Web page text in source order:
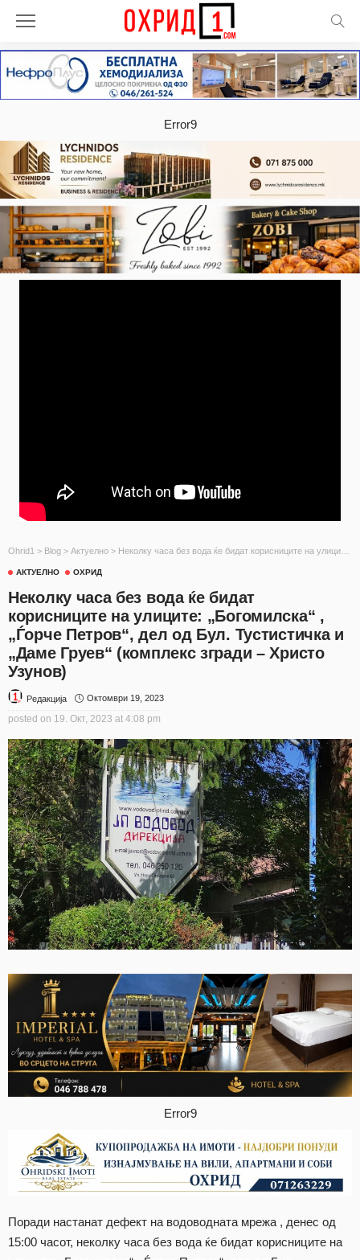
Error9
Ohrid1 > Blog > Актуелно > Неколку часа без вода ќе бидат корисниците на улиците: „Богомилска“ ,„Ѓорче Петров“, дел од Бул. Тустистичка и „Даме Груев“ (комплекс згради – Христо Узунов)
АКТУЕЛНО ОХРИД
Неколку часа без вода ќе бидат
корисниците на улиците: „Богомилска“ ,
„Ѓорче Петров“, дел од Бул. Тустистичка и
„Даме Груев“ (комплекс згради – Христо
Узунов)
Редакција Октомври 19, 2023
posted on 19. Окт, 2023 at 4:08 pm
Error9
Поради настанат дефект на водоводната мрежа , денес од
15:00 часот, неколку часа без вода ќе бидат корисниците на